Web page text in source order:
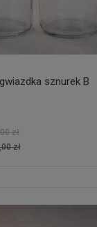
sznurek B
zł
zł